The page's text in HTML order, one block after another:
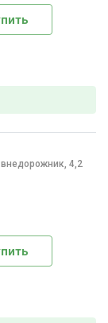
внедорожник, 4,2